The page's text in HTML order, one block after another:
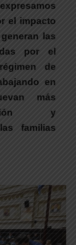
el impacto
las
por el
de
en
más
y
familias